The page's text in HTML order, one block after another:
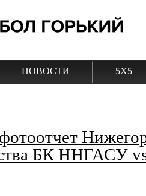
НОВОСТИ 5Х5
БК ННГАСУ